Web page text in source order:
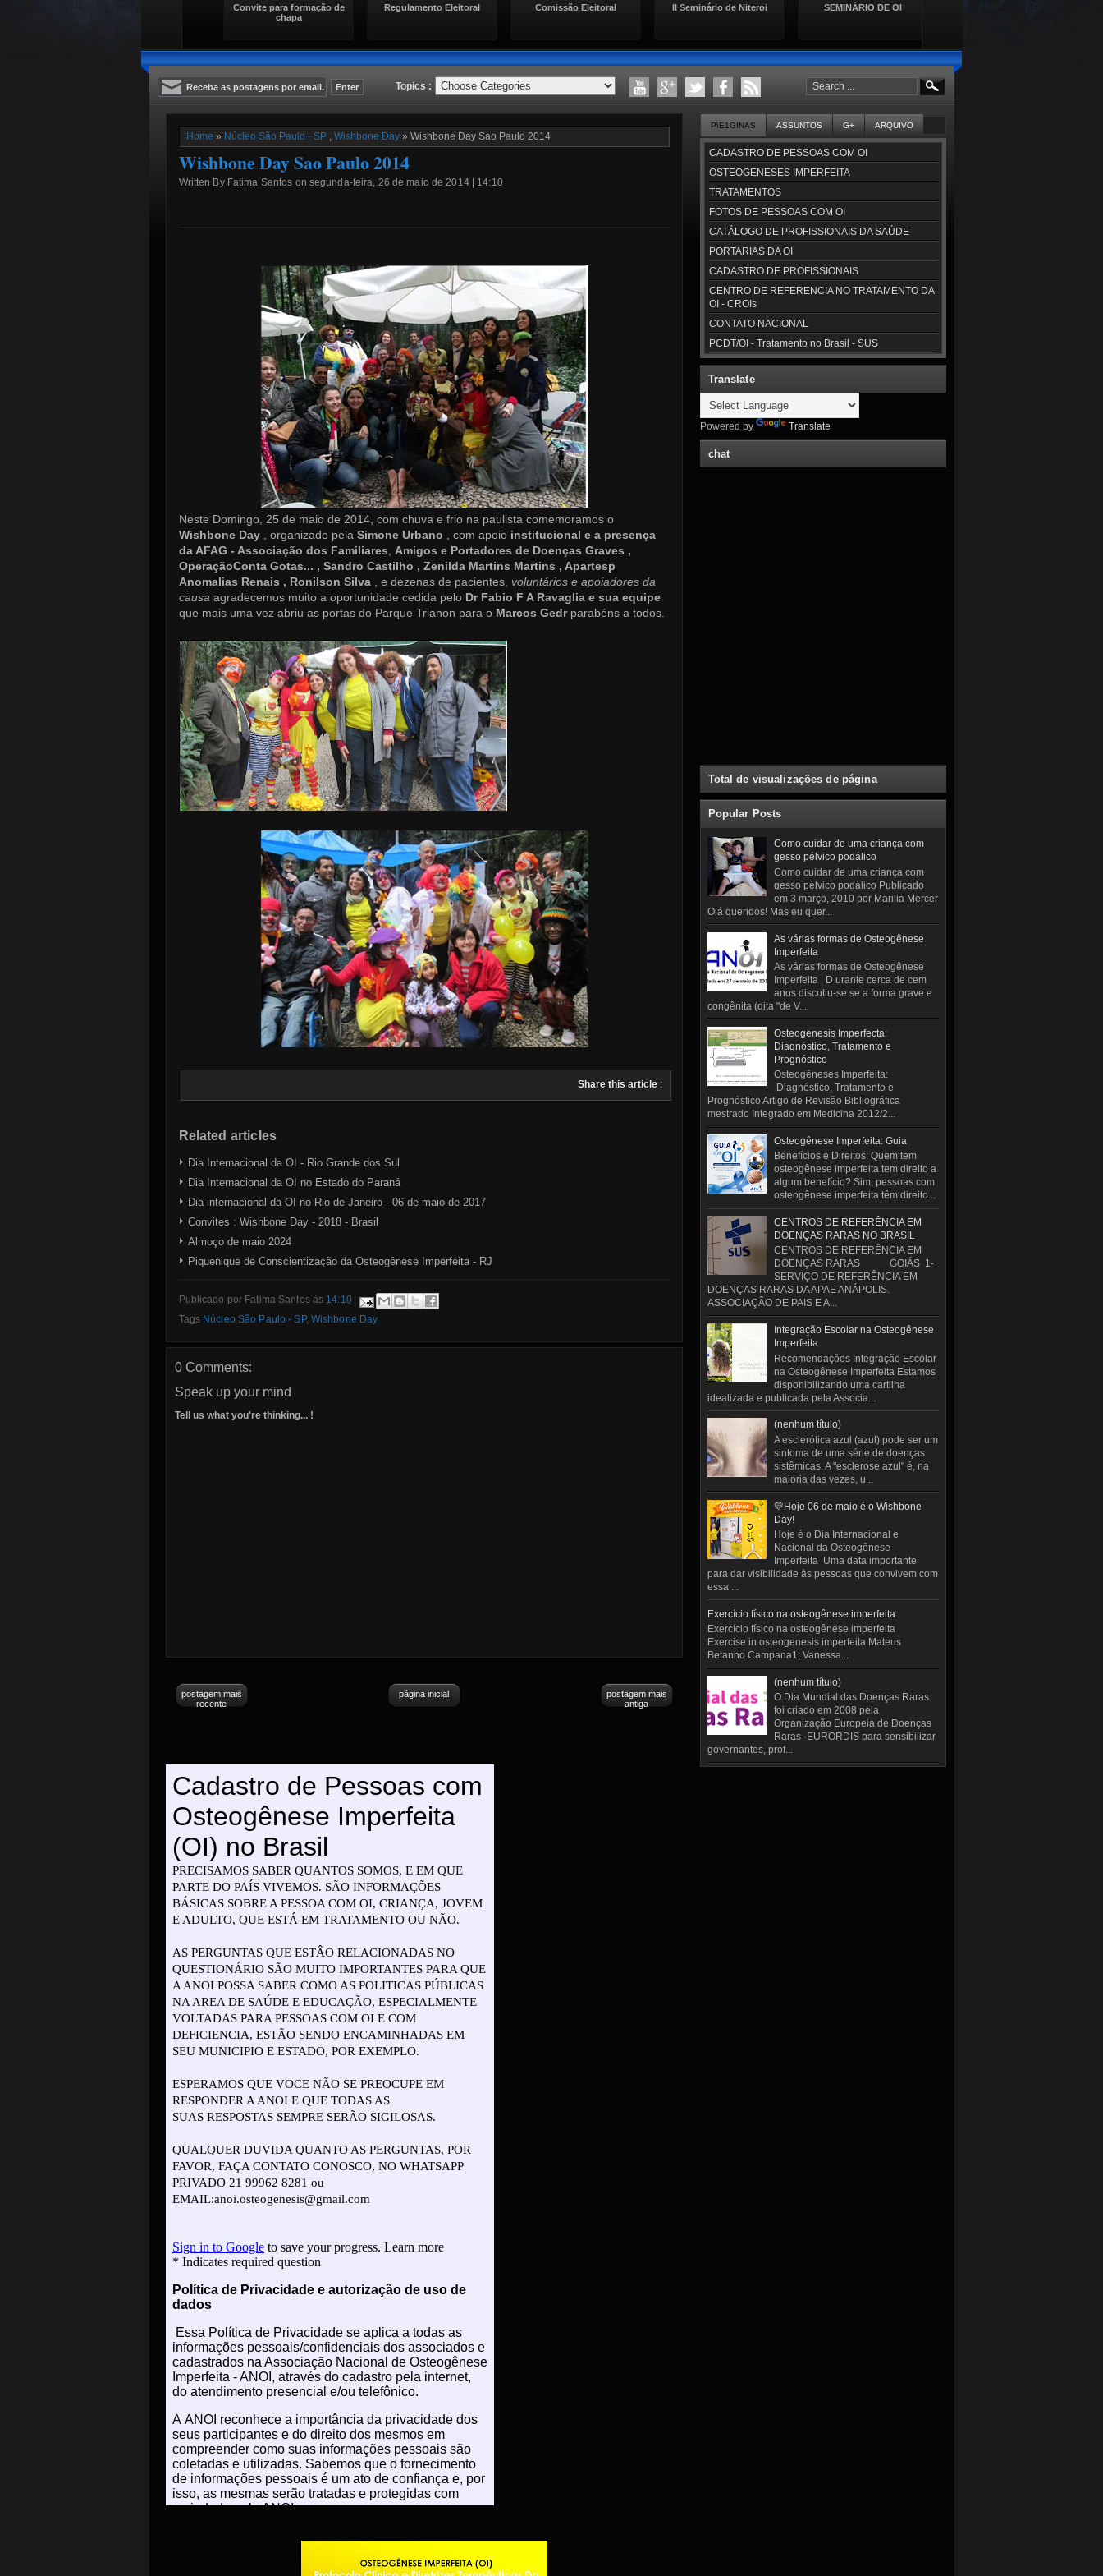
Convite para formação de
chapa
Regulamento Eleitoral Comissão Eleitoral II Seminário de Niteroi SEMINÁRIO DE OI
Topics :
Home » Núcleo São Paulo - SP, Wishbone Day» Wishbone Day Sao Paulo 2014
Wishbone Day Sao Paulo 2014
Written By Fatima Santos on segunda-feira, 26 de maio de 2014 | 14:10
Neste Domingo, 25 de maio de 2014, com chuva e frio na paulista comemoramos o
Wishbone Day
, organizado pela Simone Urbano , com apoio institucional e a presença
da AFAG - Associação dos Familiares
Amigos e Portadores de Doenças Graves ,
OperaçãoConta Gotas... , Sandro Castilho , Zenilda Martins Martins , Apartesp
Anomalias Renais , Ronilson Silva
, e dezenas de pacientes, voluntários e apoiadores da
causa agradecemos muito a oportunidade cedida pelo Dr Fabio F A Ravaglia e sua equipe
que mais uma vez abriu as portas do Parque Trianon para o Marcos Gedrparabéns a todos.
Share this article:
Related articles
Dia Internacional da OI - Rio Grande dos Sul
Dia Internacional da OI no Estado do Paraná
Dia internacional da OI no Rio de Janeiro - 06 de maio de 2017
Convites : Wishbone Day - 2018 - Brasil
Almoço de maio 2024
Piquenique de Conscientização da Osteogênese Imperfeita - RJ
Publicado por Fatima Santos às 14:10
Tags Núcleo São Paulo - SP, Wishbone Day
0 Comments:
Speak up your mind
Tell us what you're thinking... !
postagem mais
recente
postagem mais
antiga
página inicial
P\E1GINAS ASSUNTOS G+ ARQUIVO
CADASTRO DE PESSOAS COM OI
OSTEOGENESES IMPERFEITA
TRATAMENTOS
FOTOS DE PESSOAS COM OI
CATÁLOGO DE PROFISSIONAIS DA SAÚDE
PORTARIAS DA OI
CADASTRO DE PROFISSIONAIS
CENTRO DE REFERENCIA NO TRATAMENTO DA
OI - CROIs
CONTATO NACIONAL
PCDT/OI - Tratamento no Brasil - SUS
Translate
Powered by Translate
chat
Total de visualizações de página
Popular Posts
Como cuidar de uma criança com
gesso pélvico podálico
Como cuidar de uma criança com
gesso pélvico podálico Publicado
em 3 março, 2010 por Marilia Mercer
Olá queridos! Mas eu quer...
As várias formas de Osteogênese
Imperfeita
As várias formas de Osteogênese
Imperfeita D urante cerca de cem
anos discutiu-se se a forma grave e
congênita (dita "de V...
Osteogenesis Imperfecta:
Diagnóstico, Tratamento e
Prognóstico
Osteogêneses Imperfeita:
Diagnóstico, Tratamento e
Prognóstico Artigo de Revisão Bibliográfica
mestrado Integrado em Medicina 2012/2...
Osteogênese Imperfeita: Guia
Benefícios e Direitos: Quem tem
osteogênese imperfeita tem direito a
algum benefício? Sim, pessoas com
osteogênese imperfeita têm direito...
CENTROS DE REFERÊNCIA EM
DOENÇAS RARAS NO BRASIL
CENTROS DE REFERÊNCIA EM
DOENÇAS RARAS GOIÁS 1-
SERVIÇO DE REFERÊNCIA EM
DOENÇAS RARAS DA APAE ANÁPOLIS.
ASSOCIAÇÃO DE PAIS E A...
Integração Escolar na Osteogênese
Imperfeita
Recomendações Integração Escolar
na Osteogênese Imperfeita Estamos
disponibilizando uma cartilha
idealizada e publicada pela Associa...
(nenhum título)
A esclerótica azul (azul) pode ser um
sintoma de uma série de doenças
sistêmicas. A "esclerose azul" é, na
maioria das vezes, u...
💛Hoje 06 de maio é o Wishbone
Day!
Hoje é o Dia Internacional e
Nacional da Osteogênese
Imperfeita Uma data importante
para dar visibilidade às pessoas que convivem com
essa ...
Exercício físico na osteogênese imperfeita
Exercício físico na osteogênese imperfeita
Exercise in osteogenesis imperfeita Mateus
Betanho Campana1; Vanessa...
(nenhum título)
O Dia Mundial das Doenças Raras
foi criado em 2008 pela
Organização Europeia de Doenças
Raras -EURORDIS para sensibilizar
governantes, prof...